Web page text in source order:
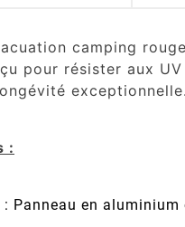
camping
pour résister aux
:
: Panneau en